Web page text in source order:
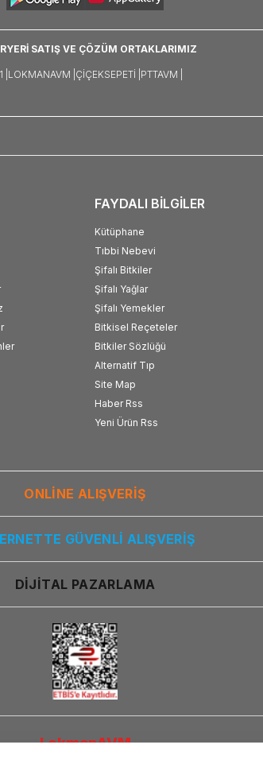
SATIŞ VE ÇÖZÜM ORTAKLARIMIZ
| LOKMANAVM | ÇIÇEKSEPETI | PTTAVM |
FAYDALI BİLGİLER
Kütüphane
Tıbbi Nebevi
Şifalı Bitkiler
Şifalı Yağlar
Şifalı Yemekler
Bitkisel Reçeteler
Bitkiler Sözlüğü
Alternatif Tıp
Site Map
Haber Rss
Yeni Ürün Rss
ONLİNE ALIŞVERİŞ
GÜVENLİ ALIŞVERİŞ
DİJİTAL PAZARLAMA
LokmanAVM